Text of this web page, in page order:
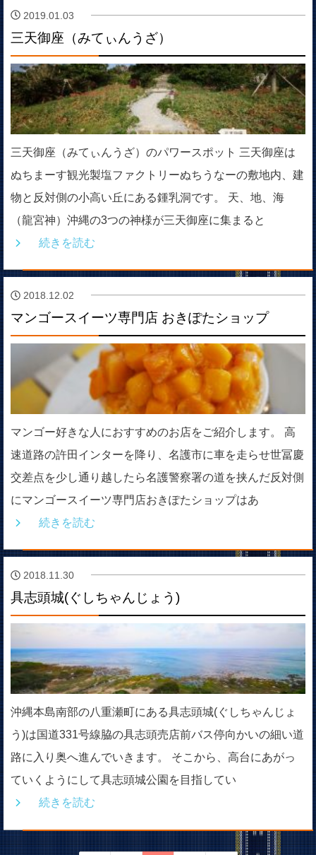
2019.01.03
三天御座（みてぃんうざ）
三天御座（みてぃんうざ）のパワースポット 三天御座は
ぬちまーす観光製塩ファクトリーぬちうなーの敷地内、建
物と反対側の小高い丘にある鍾乳洞です。 天、地、海
（龍宮神）沖縄の3つの神様が三天御座に集まると
続きを読む
2018.12.02
マンゴースイーツ専門店 おきぽたショップ
マンゴー好きな人におすすめのお店をご紹介します。 高
速道路の許田インターを降り、名護市に車を走らせ世冨慶
交差点を少し通り越したら名護警察署の道を挟んだ反対側
にマンゴースイーツ専門店おきぽたショップはあ
続きを読む
2018.11.30
具志頭城(ぐしちゃんじょう)
沖縄本島南部の八重瀬町にある具志頭城(ぐしちゃんじょ
う)は国道331号線脇の具志頭売店前バス停向かいの細い道
路に入り奥へ進んでいきます。 そこから、高台にあがっ
ていくようにして具志頭城公園を目指してい
続きを読む